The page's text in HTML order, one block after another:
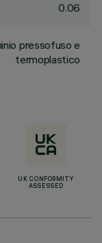
0.06
pressofuso e
termoplastico
UK CONFORMITY
ASSESSED